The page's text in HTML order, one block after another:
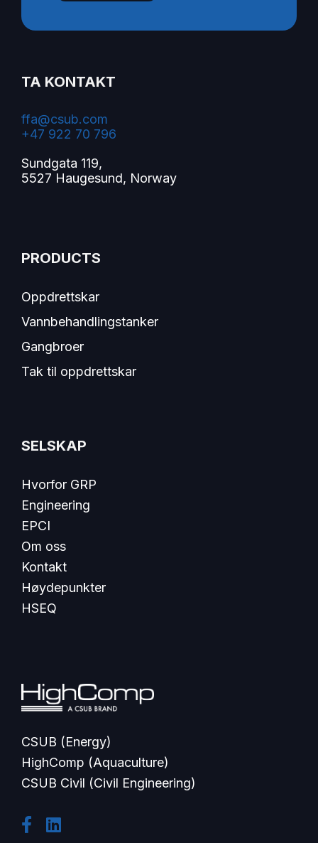
TA KONTAKT
ffa@csub.com
+47 922 70 796
Sundgata 119,
5527 Haugesund, Norway
PRODUCTS
Oppdrettskar
Vannbehandlingstanker
Gangbroer
Tak til oppdrettskar
SELSKAP
Hvorfor GRP
Engineering
EPCI
Om oss
Kontakt
Høydepunkter
HSEQ
CSUB (Energy)
HighComp (Aquaculture)
CSUB Civil (Civil Engineering)